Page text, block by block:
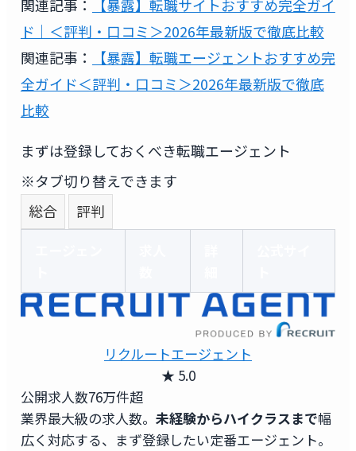
関連記事：
【暴露】転職サイトおすすめ完全ガイ
ド｜＜評判・口コミ＞2026年最新版で徹底比較
関連記事：
【暴露】転職エージェントおすすめ完
全ガイド＜評判・口コミ＞2026年最新版で徹底
比較
まずは登録しておくべき転職エージェント
※タブ切り替えできます
総合
評判
リクルートエージェント
★ 5.0
公開求人数76万件超
業界最大級の求人数。 未経験からハイクラスまで幅
広く対応する、まず登録したい定番エージェント。